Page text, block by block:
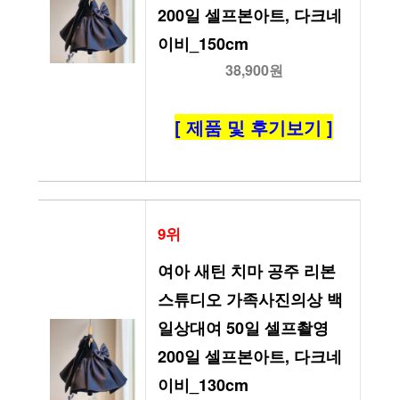
200일 셀프본아트, 다크네
이비_150cm
38,900원
[ 제품 및 후기보기 ]
9위
여아 새틴 치마 공주 리본
스튜디오 가족사진의상 백
일상대여 50일 셀프촬영
200일 셀프본아트, 다크네
이비_130cm